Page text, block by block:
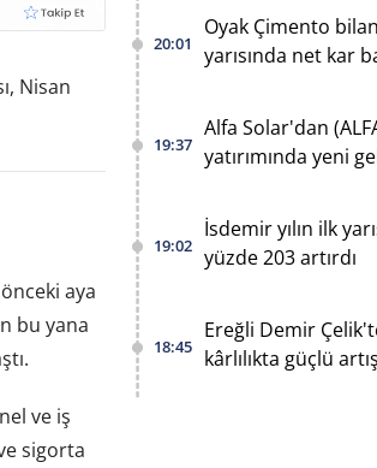
Nisan
aya
bu yana
ve iş
sigorta
20:01
Oyak Çimento
yarısında net kar
19:37
Alfa Solar'dan
yatırımında yeni
19:02
İsdemir yılın ilk
yüzde 203 artırdı
18:45
Ereğli Demir
kârlılıkta güçlü artış